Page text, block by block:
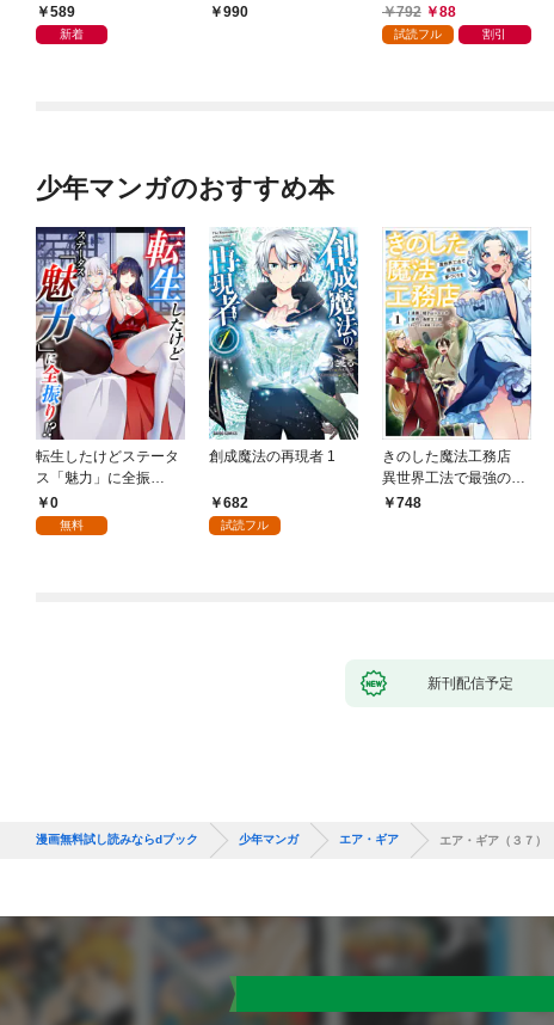
589
新着
990
かけたがギフト『無限
ガチャ』でレベル９９
792 88
試読フル 割引
少年マンガのおすすめ本
転生したけどステータ
ス「魅力」に全振
り！？(1)
0
無料
創成魔法の再現者 1
682
試読フル
きのした魔法工務店
異世界工法で最強の家
づくりを（コミック）
748
新刊配信予定
漫画無料試し読みならdブック 少年マンガ エア・ギア エア・ギア（３７）